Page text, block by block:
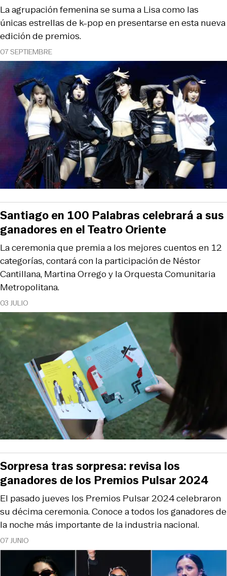
07 SEPTIEMBRE
La agrupación femenina se suma a Lisa como las
únicas estrellas de k-pop en presentarse en esta nueva
edición de premios.
03 JULIO
La ceremonia que premia a los mejores cuentos en 12
categorías, contará con la participación de Néstor
Cantillana, Martina Orrego y la Orquesta Comunitaria
Metropolitana.
Santiago en 100 Palabras celebrará a sus
ganadores en el Teatro Oriente
07 JUNIO
El pasado jueves los Premios Pulsar 2024 celebraron
su décima ceremonia. Conoce a todos los ganadores de
la noche más importante de la industria nacional.
Sorpresa tras sorpresa: revisa los
ganadores de los Premios Pulsar 2024